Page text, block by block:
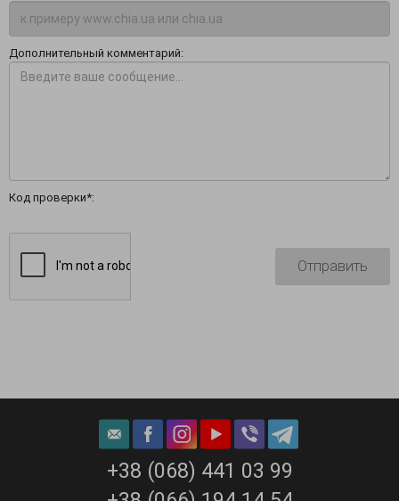
Дополнительный комментарий:
Код проверки*:
+38 (068) 441 03 99